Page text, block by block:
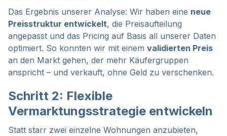
Das Ergebnis unserer Analyse: Wir haben eine neue
Preisstruktur entwickelt, die Preisaufteilung
angepasst und das Pricing auf Basis all unserer Daten
optimiert. So konnten wir mit einem validierten Preis
an den Markt gehen, der mehr Käufergruppen
anspricht – und verkauft, ohne Geld zu verschenken.
Schritt 2: Flexible
Vermarktungsstrategie entwickeln
Statt starr zwei einzelne Wohnungen anzubieten,